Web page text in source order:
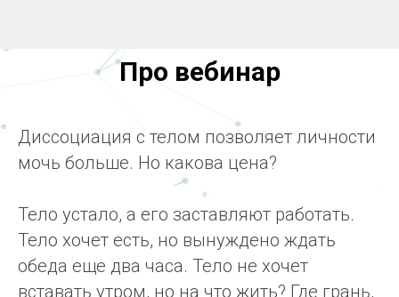
Про вебинар
Диссоциация с телом позволяет личности
мочь больше. Но какова цена?
Тело устало, а его заставляют работать.
Тело хочет есть, но вынуждено ждать
обеда еще два часа. Тело не хочет
вставать утром, но на что жить? Где грань,